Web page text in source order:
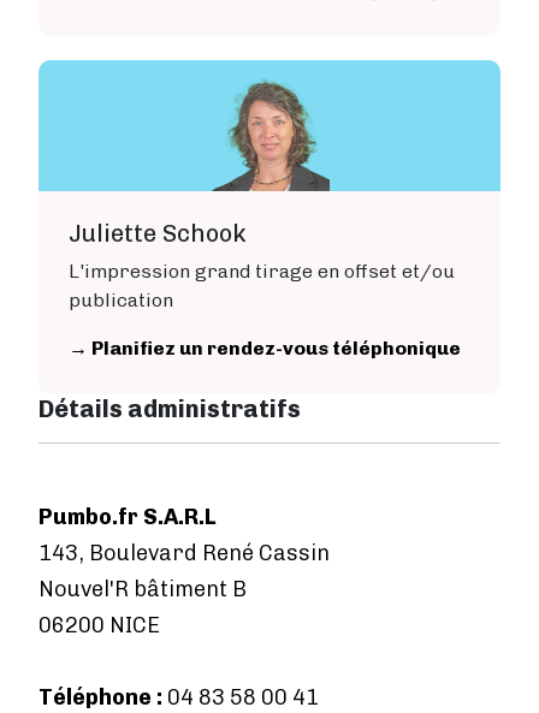
Juliette Schook
L'impression grand tirage en offset et/ou
publication
→ Planifiez un rendez-vous téléphonique
Détails administratifs
Pumbo.fr S.A.R.L
143, Boulevard René Cassin
Nouvel'R bâtiment B
06200 NICE
Téléphone : 04 83 58 00 41